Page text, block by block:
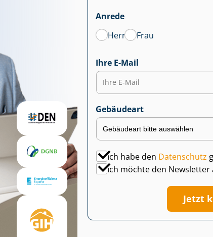
Anrede
Herr
Frau
Ihre E-Mail
Gebäudeart
Ich habe den Datenschutz
Ich möchte den Newsletter
Jetzt